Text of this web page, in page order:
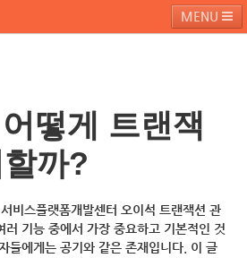
MENU
떻게 트랜잭
까?
비스플랫폼개발센터 오이석 트랜잭션 관
기능 중에서 가장 중요하고 기본적인 것
들에게는 공기와 같은 존재입니다. 이 글